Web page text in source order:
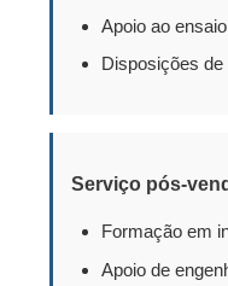
Apoio ao
Disposições
Serviço pós-
Formação em
Apoio de